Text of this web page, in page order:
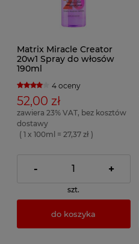
Matrix Miracle Creator
20w1 Spray do włosów
190ml
4 oceny
52,00 zł
zawiera 23% VAT, bez kosztów
dostawy
( 1 x 100ml = 27,37 zł )
- +
szt.
do koszyka